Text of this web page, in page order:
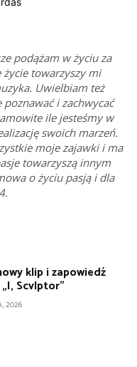
podążam w życiu za
życie towarzyszy mi
Uwielbiam też
i zachwycać
ile jesteśmy w
swoich marzeń.
moje zajawki i ma
towarzyszą innym
o życiu pasją i dla
klip i zapowiedź
Scvlptor”
2026